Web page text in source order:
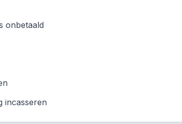
onbetaald
incasseren